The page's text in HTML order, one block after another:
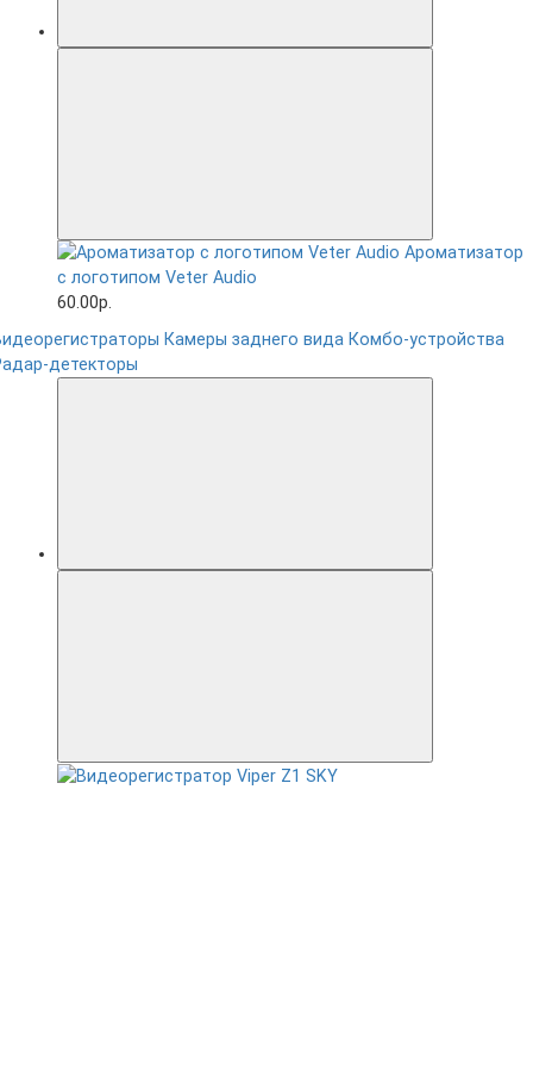
Ароматизатор
с логотипом Veter Audio
60.00р.
Камеры заднего вида Комбо-устройства
детекторы